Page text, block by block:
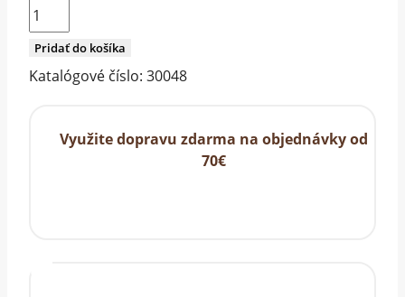
množstvo
Podnos
originals
Pridať do košíka
Katalógové číslo: 30048
Využite dopravu zdarma na objednávky od
70€